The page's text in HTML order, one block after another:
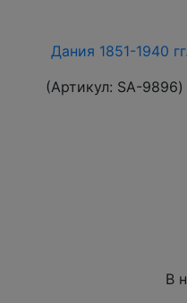
Дания 1851-1940
(Артикул: SA-9896)
В